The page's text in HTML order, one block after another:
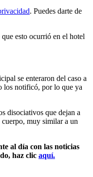
. Puedes darte de
esto ocurrió en el hotel
se enteraron del caso a
los notificó, por lo que ya
disociativos que dejan a
cuerpo, muy similar a un
al día con las noticias
haz clic aquí.